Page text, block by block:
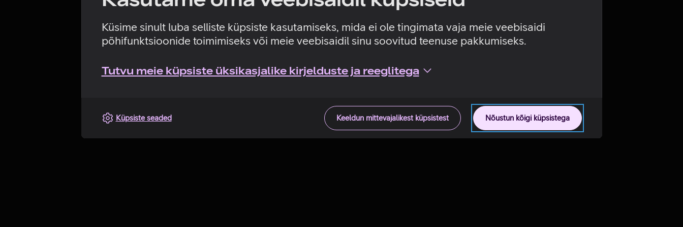
Küsime sinult luba selliste küpsiste kasutamiseks, mida ei ole tingimata vaja meie veebisaidi
põhifunktsioonide toimimiseks või meie veebisaidil sinu soovitud teenuse pakkumiseks.
Tutvu meie küpsiste üksikasjalike kirjelduste ja reeglitega
Nõustun kõigi küpsistega
Keeldun mittevajalikest küpsistest
Küpsiste seaded